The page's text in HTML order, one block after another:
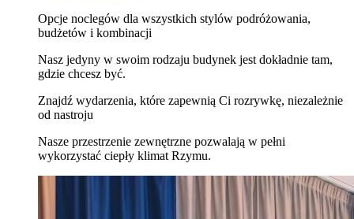
Opcje noclegów dla wszystkich stylów podróżowania,
budżetów i kombinacji
Nasz jedyny w swoim rodzaju budynek jest dokładnie tam,
gdzie chcesz być.
Znajdź wydarzenia, które zapewnią Ci rozrywkę, niezależnie
od nastroju
Nasze przestrzenie zewnętrzne pozwalają w pełni
wykorzystać ciepły klimat Rzymu.